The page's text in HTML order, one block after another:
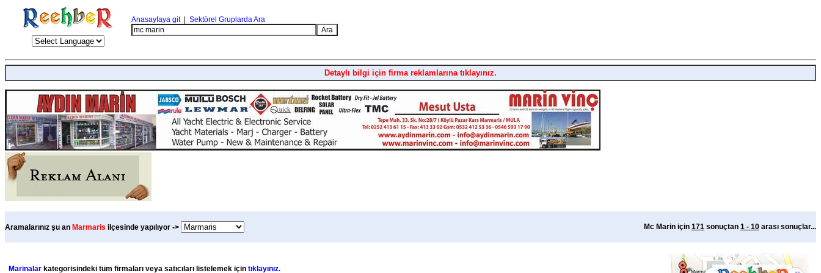
Anasayfaya git| Sektörel Gruplarda Ara
Detaylı bilgi için firma reklamlarına tıklayınız.
Aramalarınız şu an Marmaris ilçesinde yapılıyor -> Mc Marin için 171 sonuçtan 1 - 10 arası sonuçlar...
Marinalar kategorisindeki tüm firmaları veya satıcıları listelemek için tıklayınız.